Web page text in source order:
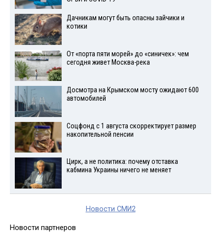
Дачникам могут быть опасны зайчики и
котики
От «порта пяти морей» до «синичек»: чем
сегодня живет Москва-река
Досмотра на Крымском мосту ожидают 600
автомобилей
Соцфонд с 1 августа скорректирует размер
накопительной пенсии
Цирк, а не политика: почему отставка
кабмина Украины ничего не меняет
Новости СМИ2
Новости партнеров